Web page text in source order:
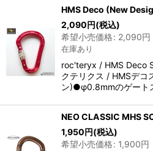
HMS Deco (New
2,090円(税込)
希望小売価格: 2,090円
在庫あり
roc'teryx / HMS Deco
クテリクス / HMSデコ
ン)●φ0.8mmのゲート
NEO CLASSIC MHS
1,950円(税込)
希望小売価格: 1,900円